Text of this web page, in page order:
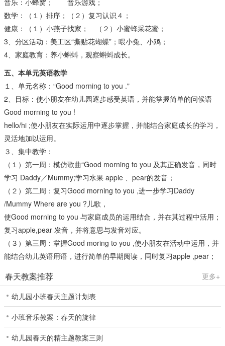
数学：（１）排序；（２）复习认识４；
健康：（１）小燕子找家； （２）小蜜蜂采花蜜；
3、分区活动：美工区“撕贴花蝴蝶”；喂小兔、小鸡；
4、家庭教育：养小蝌蚪，观察蝌蚪成长。
五、本单元英语教学
１、单元名称：“Good morning to you ."
2、目标：使小朋友在幼儿园逐步感受英语，并能掌握简单的问候语
Good morning to you !
hello/hi ;使小朋友在实际运用中逐步掌握，并能结合家庭成长的学习，
灵活地加以运用。
３、集中教学：
（１）第一周：模仿歌曲“Good morning to you 及其正确发音，同时
学习 Daddy／Mummy;学习水果 apple 、pear的发音；
（２）第二周：复习Good morning to you ,进一步学习Daddy
/Mummy Where are you ?儿歌，
使Good morning to you 与家庭成员的运用结合，并在其过程中活用；
复习apple,pear 发音，并将意思与发音对应。
（３）第三周：掌握Good moring to you ,使小朋友在活动中运用，并
能结合幼儿英语用语，进行简单的早期阅读，同时复习apple ,pear；
春天教案推荐
更多+
幼儿园小班春天主题计划表
小班音乐教案：春天的旋律
幼儿园春天的精主题教案三则